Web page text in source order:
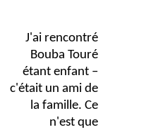
J'ai rencontré
Bouba Touré
étant enfant –
c'était un ami de
la famille. Ce
n'est que